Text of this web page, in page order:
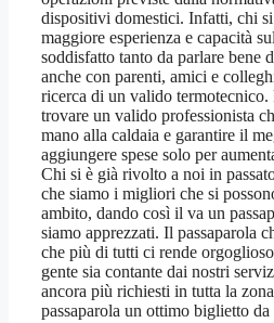
dispositivi domestici. Infatti, chi
maggiore esperienza e capacità
soddisfatto tanto da parlare bene
anche con parenti, amici e
ricerca di un valido
trovare un valido professionista
mano alla caldaia e garantire il
aggiungere spese solo per
Chi si è già rivolto a noi in
che siamo i migliori che si
ambito, dando così il va un
siamo apprezzati. Il passaparola
che più di tutti ci rende
gente sia contante dai nostri
ancora più richiesti in tutta la
passaparola un ottimo biglietto